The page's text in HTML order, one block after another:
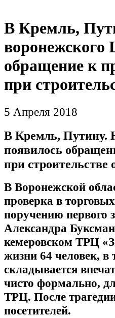
В Кремль,
обращение к
при
5 Апреля 2018
В Кремль, Путину.
появилось
при
В Воронежской
проверка в
поручению первого
Александра
кемеровском ТРЦ
жизни 64 человек, в
складывается
чисто формально,
ТРЦ. После
посетителей.